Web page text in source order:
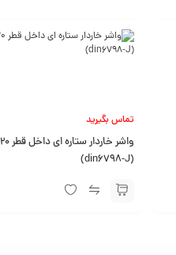
تماس بگیرید
واشر خاردار ستاره ای داخل قطر 20
(din6798-J)